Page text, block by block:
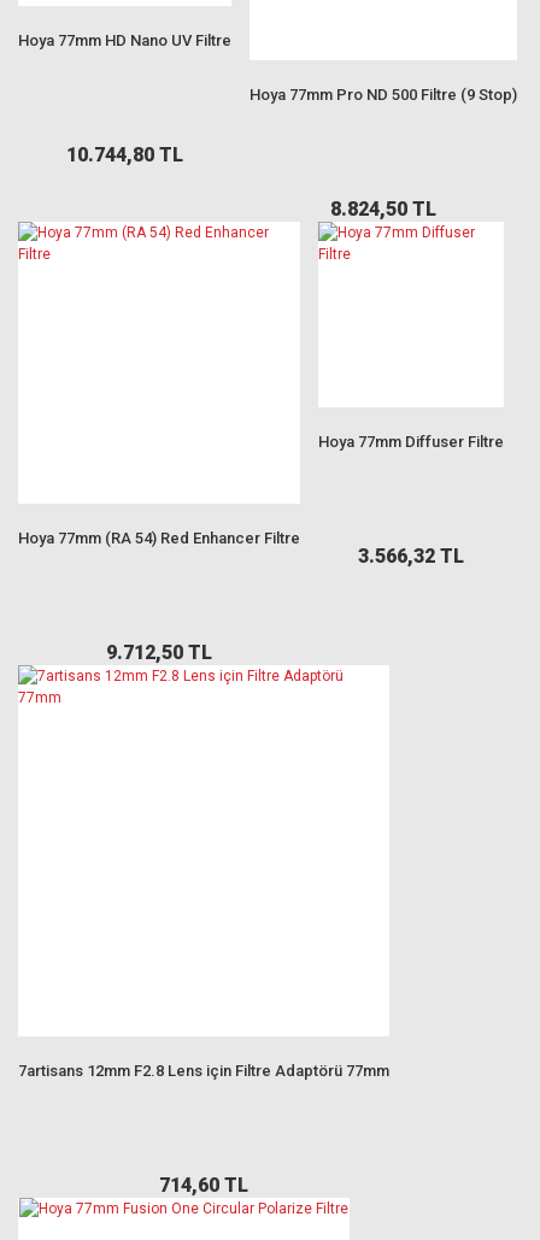
Hoya 77mm HD Nano UV Filtre
10.744,80 TL
Hoya 77mm Pro ND 500 Filtre (9 Stop)
8.824,50 TL
Hoya 77mm (RA 54) Red Enhancer Filtre
9.712,50 TL
Hoya 77mm Diffuser Filtre
3.566,32 TL
7artisans 12mm F2.8 Lens için Filtre Adaptörü 77mm
714,60 TL